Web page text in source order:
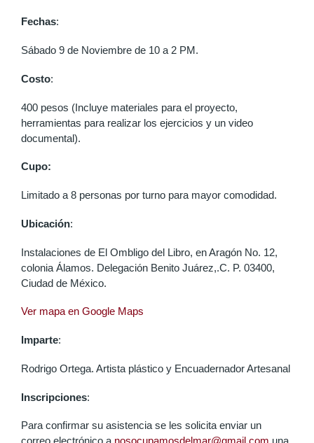
Fechas:
Sábado 9 de Noviembre de 10 a 2 PM.
Costo:
400 pesos (Incluye materiales para el proyecto,
herramientas para realizar los ejercicios y un video
documental).
Cupo:
Limitado a 8 personas por turno para mayor comodidad.
Ubicación:
Instalaciones de El Ombligo del Libro, en Aragón No. 12,
colonia Álamos. Delegación Benito Juárez,.C. P. 03400,
Ciudad de México.
Ver mapa en Google Maps
Imparte:
Rodrigo Ortega. Artista plástico y Encuadernador Artesanal
Inscripciones:
Para confirmar su asistencia se les solicita enviar un